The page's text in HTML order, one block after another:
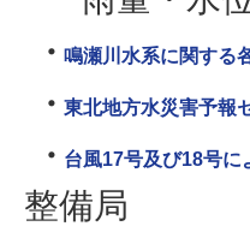
鳴瀬川水系に関する
東北地方水災害予報
台風17号及び18号に
整備局